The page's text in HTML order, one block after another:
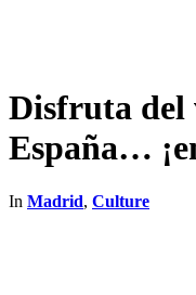
Disfruta del
España…
In Madrid, Culture